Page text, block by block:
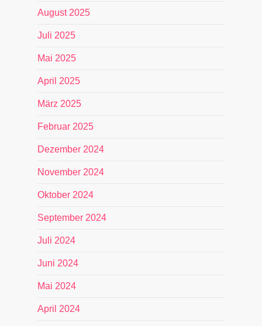
August 2025
Juli 2025
Mai 2025
April 2025
März 2025
Februar 2025
Dezember 2024
November 2024
Oktober 2024
September 2024
Juli 2024
Juni 2024
Mai 2024
April 2024